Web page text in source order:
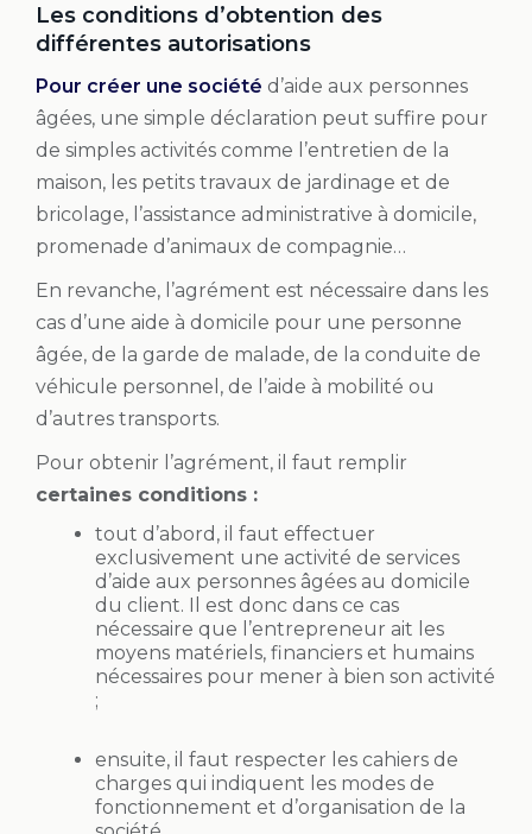
Les conditions d’obtention des
différentes autorisations
Pour créer une société d’aide aux personnes
âgées, une simple déclaration peut suffire pour
de simples activités comme l’entretien de la
maison, les petits travaux de jardinage et de
bricolage, l’assistance administrative à domicile,
promenade d’animaux de compagnie…
En revanche, l’agrément est nécessaire dans les
cas d’une aide à domicile pour une personne
âgée, de la garde de malade, de la conduite de
véhicule personnel, de l’aide à mobilité ou
d’autres transports.
Pour obtenir l’agrément, il faut remplir
certaines conditions :
tout d’abord, il faut effectuer
exclusivement une activité de services
d’aide aux personnes âgées au domicile
du client. Il est donc dans ce cas
nécessaire que l’entrepreneur ait les
moyens matériels, financiers et humains
nécessaires pour mener à bien son activité
;
ensuite, il faut respecter les cahiers de
charges qui indiquent les modes de
fonctionnement et d’organisation de la